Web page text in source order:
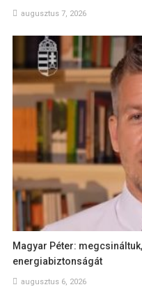
augusztus 7, 2026
Magyar Péter:
energiabiztonságát
augusztus 6, 2026